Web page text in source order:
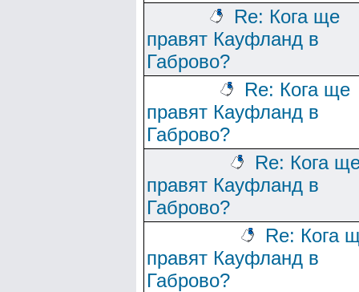
Re: Кога ще
правят Кауфланд в
Габрово?
Re: Кога ще
правят Кауфланд в
Габрово?
Re: Кога
правят Кауфланд в
Габрово?
Re: Кога
правят Кауфланд в
Габрово?